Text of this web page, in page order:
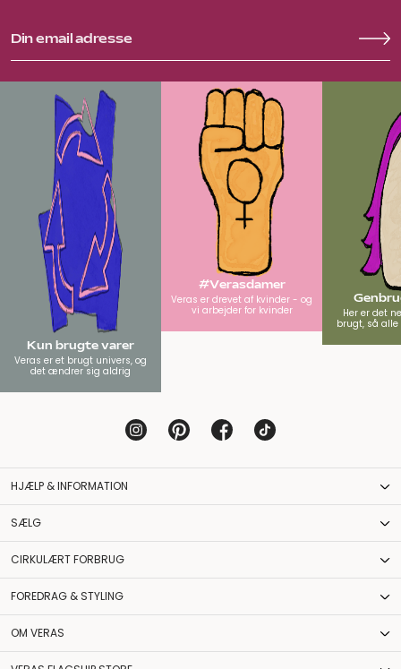
Kun brugte varer
Veras er et brugt univers, og
det ændrer sig aldrig
#Verasdamer
Veras er drevet af kvinder - og
vi arbejder for kvinder
Her er det
brugt, så
HJÆLP & INFORMATION
SÆLG
CIRKULÆRT FORBRUG
FOREDRAG & STYLING
OM VERAS